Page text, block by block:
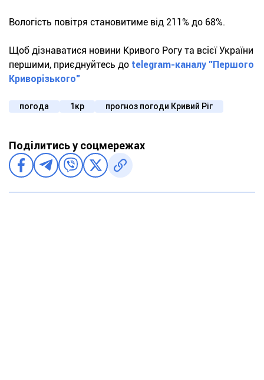
Вологість повітря становитиме від 211% до 68%.
Щоб дізнаватися новини Кривого Рогу та всієї України
першими, приєднуйтесь до telegram-каналу "Першого
Криворізького"
погода 1кр прогноз погоди Кривий Ріг
Поділитись у соцмережах